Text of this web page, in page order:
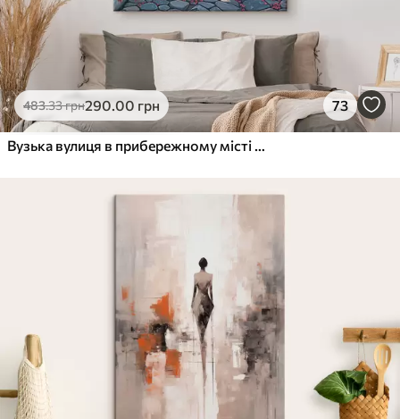
483.33грн290.00 грн 73
Вузька вулиця в прибережному місті з білими будинками, червоними черепичними дахами та яскравими рожевими квітами